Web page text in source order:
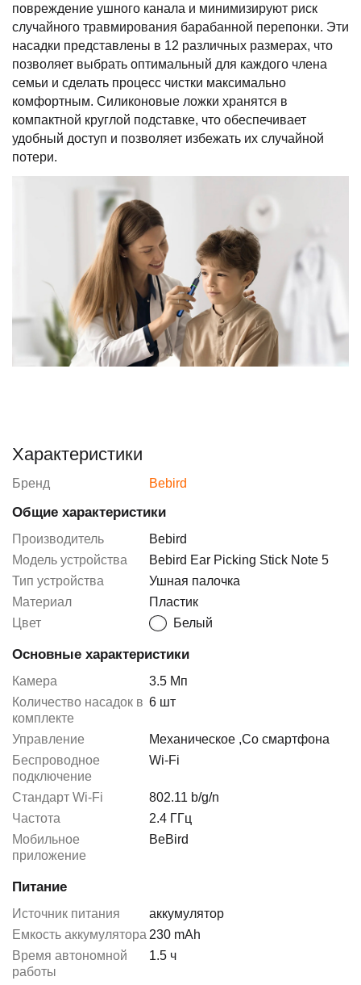
повреждение ушного канала и минимизируют риск
случайного травмирования барабанной перепонки. Эти
насадки представлены в 12 различных размерах, что
позволяет выбрать оптимальный для каждого члена
семьи и сделать процесс чистки максимально
комфортным. Силиконовые ложки хранятся в
компактной круглой подставке, что обеспечивает
удобный доступ и позволяет избежать их случайной
потери.
Характеристики
Бренд Bebird
Общие характеристики
Производитель
Bebird
Модель устройства
Bebird Ear Picking Stick Note 5
Тип устройства
Ушная палочка
Материал
Пластик
Цвет
Белый
Основные характеристики
Камера
3.5 Мп
Количество насадок в
комплекте
6 шт
Управление Механическое ,Со смартфона
Беспроводное
подключение
Wi-Fi
Стандарт Wi-Fi
802.11 b/g/n
Частота
2.4 ГГц
Мобильное
приложение
BeBird
Питание
Источник питания
аккумулятор
Емкость аккумулятора 230 mAh
Время автономной
работы
1.5 ч